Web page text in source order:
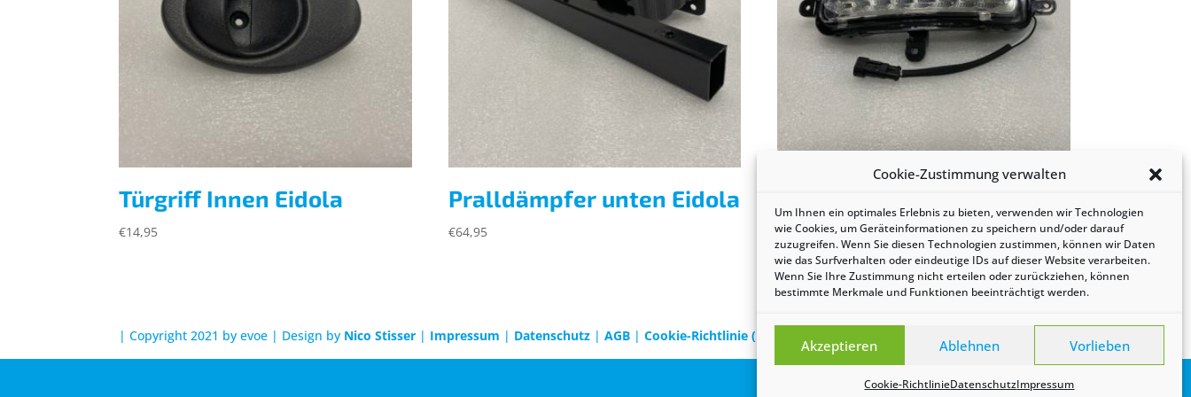
Cookie-Zustimmung verwalten
Um Ihnen ein optimales Erlebnis zu bieten, verwenden wir Technologien
wie Cookies, um Geräteinformationen zu speichern und/oder darauf
zuzugreifen. Wenn Sie diesen Technologien zustimmen, können wir Daten
wie das Surfverhalten oder eindeutige IDs auf dieser Website verarbeiten.
Wenn Sie Ihre Zustimmung nicht erteilen oder zurückziehen, können
bestimmte Merkmale und Funktionen beeinträchtigt werden.
Akzeptieren Ablehnen Vorlieben
Cookie-RichtlinieDatenschutzImpressum
Türgriff Innen Eidola
€14,95
Pralldämpfer unten Eidola
€64,95 €44,95
| Copyright 2021 by evoe | Design by Nico Stisser | Impressum | Datenschutz |AGB |Cookie-Richtlinie (EU)